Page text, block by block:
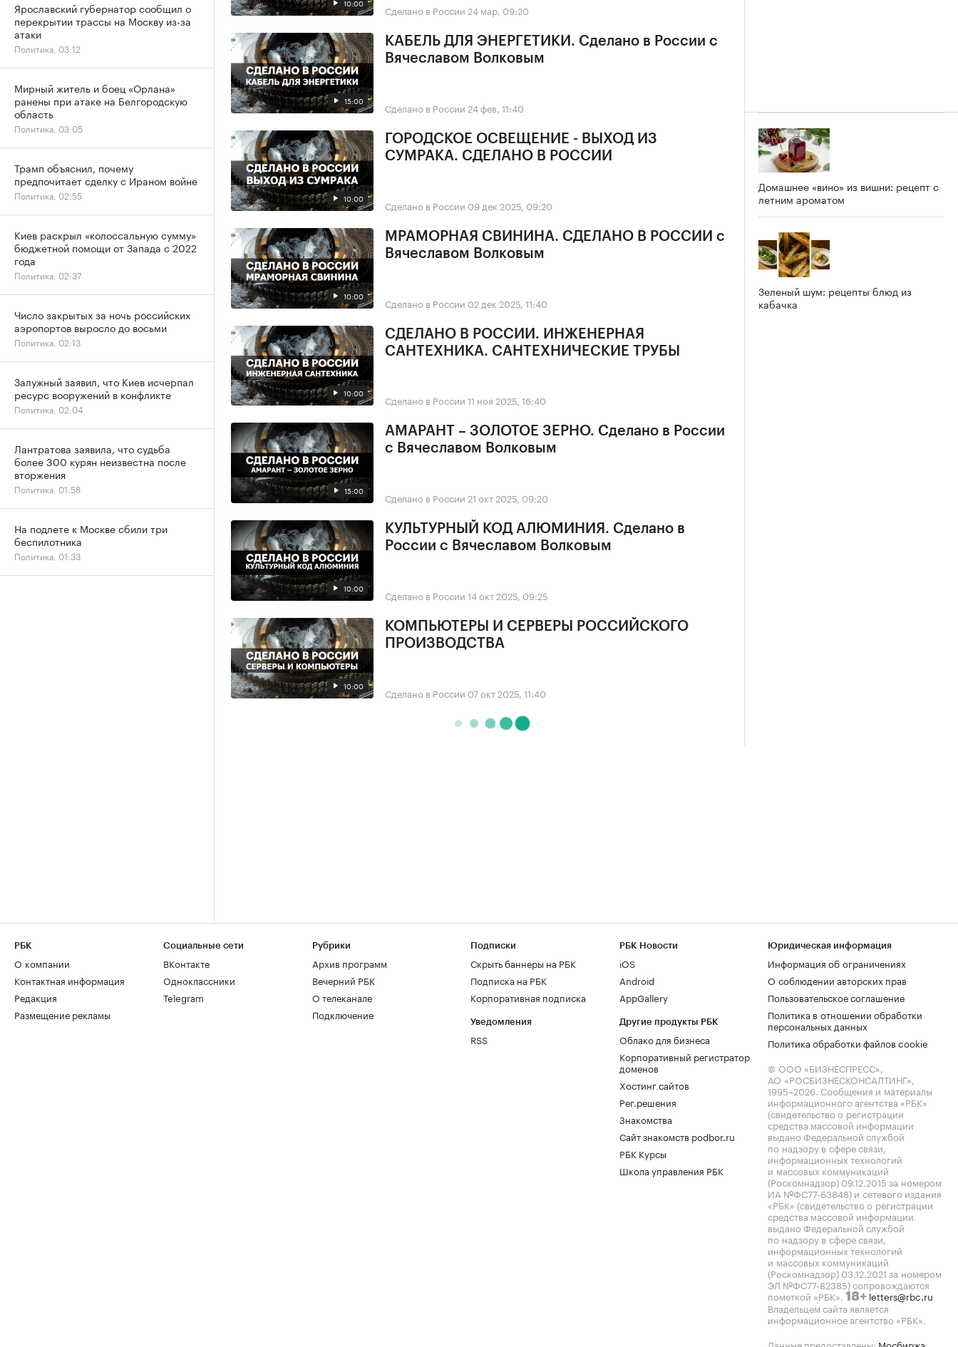
10:00 Сделано в России 24 мар, 09:20
15:00
КАБЕЛЬ ДЛЯ ЭНЕРГЕТИКИ. Сделано в России с
Вячеславом Волковым
Сделано в России 24 фев, 11:40
10:00
ГОРОДСКОЕ ОСВЕЩЕНИЕ - ВЫХОД ИЗ
СУМРАКА. СДЕЛАНО В РОССИИ
Сделано в России 09 дек 2025, 09:20
10:00
МРАМОРНАЯ СВИНИНА. СДЕЛАНО В РОССИИ с
Вячеславом Волковым
Сделано в России 02 дек 2025, 11:40
10:00
СДЕЛАНО В РОССИИ. ИНЖЕНЕРНАЯ
САНТЕХНИКА. САНТЕХНИЧЕСКИЕ ТРУБЫ
Сделано в России 11 ноя 2025, 16:40
15:00
АМАРАНТ – ЗОЛОТОЕ ЗЕРНО. Сделано в России
с Вячеславом Волковым
Сделано в России 21 окт 2025, 09:20
10:00
КУЛЬТУРНЫЙ КОД АЛЮМИНИЯ. Сделано в
России с Вячеславом Волковым
Сделано в России 14 окт 2025, 09:25
10:00
КОМПЬЮТЕРЫ И СЕРВЕРЫ РОССИЙСКОГО
ПРОИЗВОДСТВА
Сделано в России 07 окт 2025, 11:40
Домашнее «вино» из вишни: рецепт с
летним ароматом
Зеленый шум: рецепты блюд из
кабачка
Ярославский губернатор сообщил о
перекрытии трассы на Москву из-за
атаки
Политика, 03:12
Мирный житель и боец «Орлана»
ранены при атаке на Белгородскую
область
Политика, 03:05
Трамп объяснил, почему
предпочитает сделку с Ираном войне
Политика, 02:55
Киев раскрыл «колоссальную сумму»
бюджетной помощи от Запада с 2022
года
Политика, 02:37
Число закрытых за ночь российских
аэропортов выросло до восьми
Политика, 02:13
Залужный заявил, что Киев исчерпал
ресурс вооружений в конфликте
Политика, 02:04
Лантратова заявила, что судьба
более 300 курян неизвестна после
вторжения
Политика, 01:58
На подлете к Москве сбили три
беспилотника
Политика, 01:33
РБК
О компании
Контактная информация
Редакция
Размещение рекламы
Социальные сети
ВКонтакте
Одноклассники
Telegram
Рубрики
Архив программ
Вечерний РБК
О телеканале
Подключение
Подписки
Скрыть баннеры на РБК
Подписка на РБК
Корпоративная подписка
Уведомления
RSS
РБК Новости
iOS
Android
AppGallery
Другие продукты РБК
Облако для бизнеса
Корпоративный регистратор
доменов
Хостинг сайтов
Рег.решения
Знакомства
Сайт знакомств podbor.ru
РБК Курсы
Школа управления РБК
Юридическая информация
Информация об ограничениях
О соблюдении авторских прав
Пользовательское соглашение
Политика в отношении обработки
персональных данных
Политика обработки файлов cookie
© ООО «БИЗНЕСПРЕСС»,
АО «РОСБИЗНЕСКОНСАЛТИНГ»,
1995–2026. Сообщения и материалы
информационного агентства «РБК»
(свидетельство о регистрации
средства массовой информации
выдано Федеральной службой
по надзору в сфере связи,
информационных технологий
и массовых коммуникаций
(Роскомнадзор) 09.12.2015 за номером
ИА №ФС77-63848) и сетевого издания
«РБК» (свидетельство о регистрации
средства массовой информации
выдано Федеральной службой
по надзору в сфере связи,
информационных технологий
и массовых коммуникаций
(Роскомнадзор) 03.12.2021 за номером
ЭЛ №ФС77-82385) сопровождаются
пометкой «РБК». 18+ letters@rbc.ru
Владельцем сайта является
информационное агентство «РБК».
Данные предоставлены: Мосбиржа